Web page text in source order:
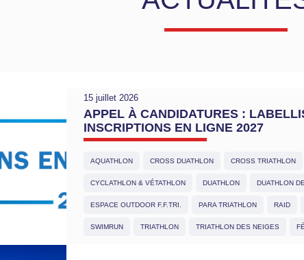
15 juillet 2026
APPEL À CANDIDATURES :
INSCRIPTIONS EN LIGNE 2027
AQUATHLON CROSS DUATHLON CROSS TRIATHLON
CYCLATHLON & VÉTATHLON DUATHLON DUATHLON
ESPACE OUTDOOR F.F.TRI. PARA TRIATHLON RAID
SWIMRUN TRIATHLON TRIATHLON DES NEIGES